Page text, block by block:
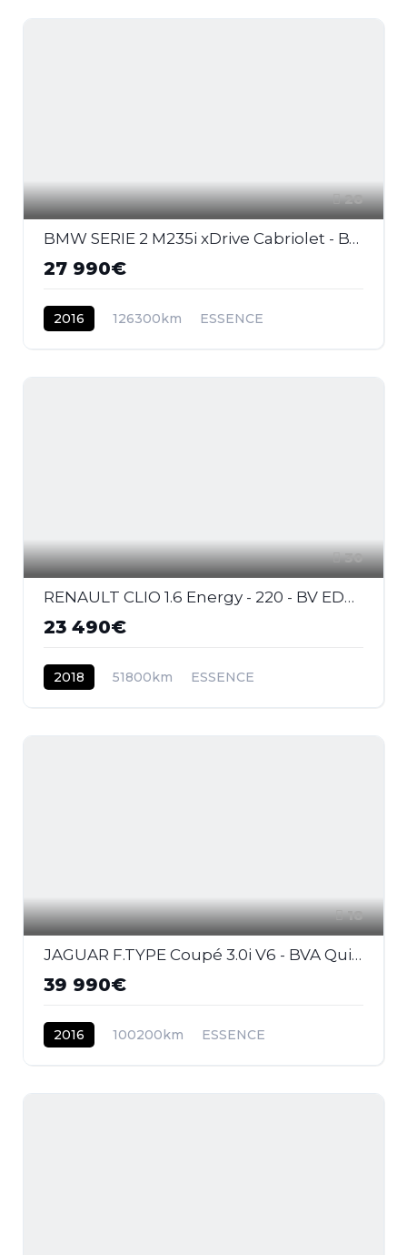
28
BMW SERIE 2 M235i xDrive Cabriolet - BVA Sport CABRIOLET F23 M Performance PHASE 1
27 990€
2016 126300km ESSENCE
30
RENAULT CLIO 1.6 Energy - 220 - BV EDC IV BERLINE R.S 18 PHASE 2
23 490€
2018 51800km ESSENCE
18
JAGUAR F.TYPE Coupé 3.0i V6 - BVA Quickshift - Stop/Start COUPE S PHASE 1
39 990€
2016 100200km ESSENCE